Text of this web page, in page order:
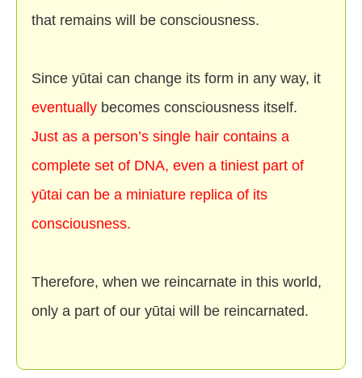
that remains will be consciousness.
Since yūtai can change its form in any way, it
eventually becomes consciousness itself.
Just as a person’s single hair contains a
complete set of DNA, even a tiniest part of
yūtai can be a miniature replica of its
consciousness.
Therefore, when we reincarnate in this world,
only a part of our yūtai will be reincarnated.